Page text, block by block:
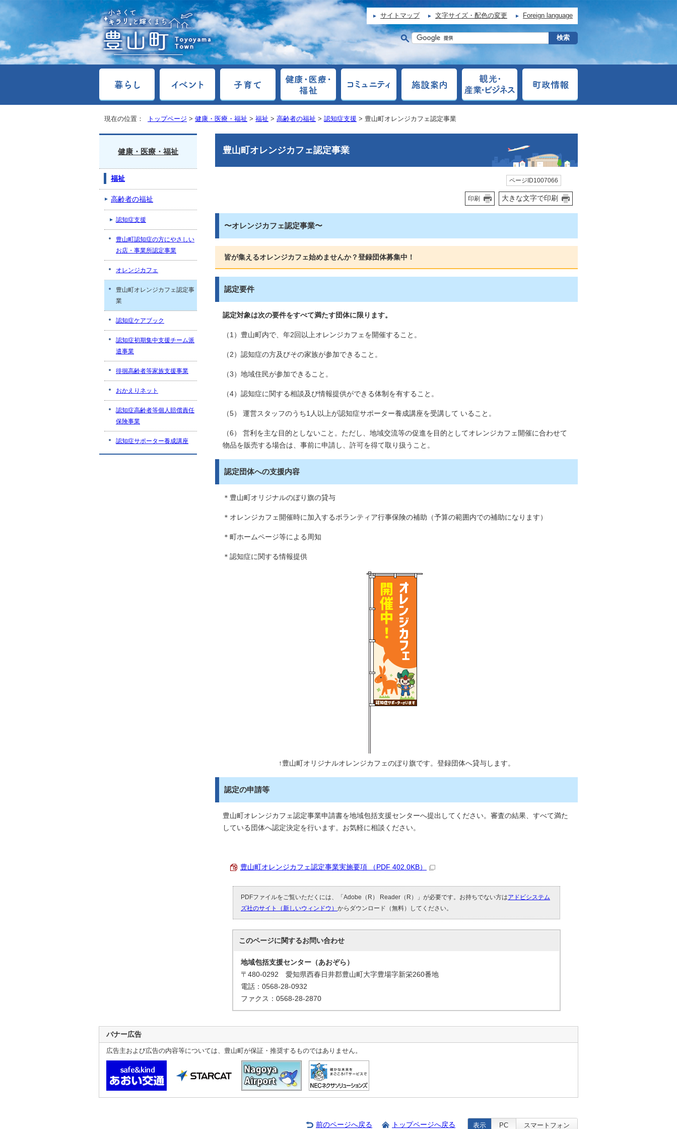
サイトマップ 文字サイズ・配色の変更 Foreign language
現在の位置： トップページ > 健康・医療・福祉 > 福祉 > 高齢者の福祉 > 認知症支援 > 豊山町オレンジカフェ認定事業
豊山町オレンジカフェ認定事業
ページID1007066
印刷 大きな文字で印刷
〜オレンジカフェ認定事業〜
皆が集えるオレンジカフェ始めませんか？登録団体募集中！
認定要件
認定対象は次の要件をすべて満たす団体に限ります。
（1）豊山町内で、年2回以上オレンジカフェを開催すること。
（2）認知症の方及びその家族が参加できること。
（3）地域住民が参加できること。
（4）認知症に関する相談及び情報提供ができる体制を有すること。
（5） 運営スタッフのうち1人以上が認知症サポーター養成講座を受講して いること。
（6） 営利を主な目的としないこと。ただし、地域交流等の促進を目的としてオレンジカフェ開催に合わせて
物品を販売する場合は、事前に申請し、許可を得て取り扱うこと。
認定団体への支援内容
＊豊山町オリジナルのぼり旗の貸与
＊オレンジカフェ開催時に加入するボランティア行事保険の補助（予算の範囲内での補助になります）
＊町ホームページ等による周知
＊認知症に関する情報提供
↑豊山町オリジナルオレンジカフェのぼり旗です。登録団体へ貸与します。
認定の申請等
豊山町オレンジカフェ認定事業申請書を地域包括支援センターへ提出してください。審査の結果、すべて満た
している団体へ認定決定を行います。お気軽に相談ください。
豊山町オレンジカフェ認定事業実施要項 （PDF 402.0KB）
PDFファイルをご覧いただくには、「Adobe（R） Reader（R）」が必要です。お持ちでない方はアドビシステム
ズ社のサイト（新しいウィンドウ） からダウンロード（無料）してください。
このページに関するお問い合わせ
地域包括支援センター（あおぞら）
〒480-0292 愛知県西春日井郡豊山町大字豊場字新栄260番地
電話：0568-28-0932
ファクス：0568-28-2870
健康・医療・福祉
福祉
高齢者の福祉
認知症支援
豊山町認知症の方にやさしい
お店・事業所認定事業
オレンジカフェ
豊山町オレンジカフェ認定事
業
認知症ケアブック
認知症初期集中支援チーム派
遣事業
徘徊高齢者等家族支援事業
おかえりネット
認知症高齢者等個人賠償責任
保険事業
認知症サポーター養成講座
バナー広告
広告主および広告の内容等については、豊山町が保証・推奨するものではありません。
前のページへ戻る トップページへ戻る 表示 PC スマートフォン